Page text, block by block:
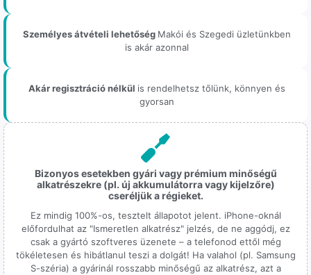
Személyes átvételi lehetőség Makói és Szegedi üzletünkben
is akár azonnal
Akár regisztráció nélkül is rendelhetsz tőlünk, könnyen és
gyorsan
Bizonyos esetekben gyári vagy prémium minőségű
alkatrészekre (pl. új akkumulátorra vagy kijelzőre)
cseréljük a régieket.
Ez mindig 100%-os, tesztelt állapotot jelent. iPhone-oknál
előfordulhat az "Ismeretlen alkatrész" jelzés, de ne aggódj, ez
csak a gyártó szoftveres üzenete – a telefonod ettől még
tökéletesen és hibátlanul teszi a dolgát! Ha valahol (pl. Samsung
S-széria) a gyárinál rosszabb minőségű az alkatrész, azt a